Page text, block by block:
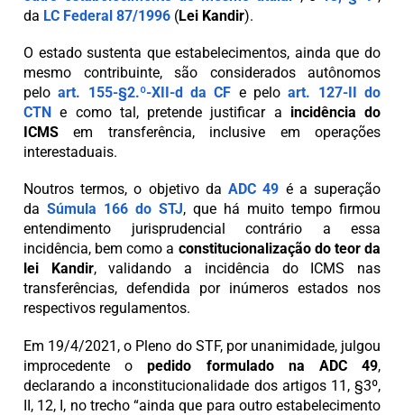
da LC Federal 87/1996 (Lei Kandir).
O estado sustenta que estabelecimentos, ainda que do
mesmo contribuinte, são considerados autônomos
peloart. 155-§2.º-XII-d da CF e peloart. 127-II do
CTN
e como tal, pretende justificar a incidência do
ICMS em transferência, inclusive em operações
interestaduais.
Noutros termos, o objetivo daADC 49 é a superação
da Súmula 166 do STJ, que há muito tempo firmou
entendimento jurisprudencial contrário a essa
incidência, bem como a constitucionalização do teor da
lei Kandir, validando a incidência do ICMS nas
transferências, defendida por inúmeros estados nos
respectivos regulamentos.
Em 19/4/2021, o Pleno do STF, por unanimidade, julgou
improcedente o pedido formulado na ADC 49,
declarando a inconstitucionalidade dos artigos 11, §3º,
II, 12, I, no trecho “ainda que para outro estabelecimento